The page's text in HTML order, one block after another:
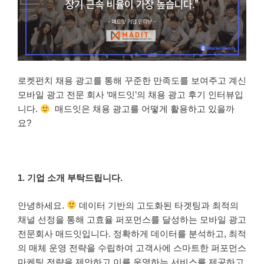
로켓펀치 채용 광고를 통해 꾸준한 만족도를 보여주고 계신
모바일 광고 전문 회사 ‘매드잇’의 채용 광고 후기 인터뷰입
니다.
매드잇은 채용 광고를 어떻게 활용하고 있을까
요?
1. 기업 소개 부탁드립니다.
안녕하세요.
데이터 기반의 고도화된 타겟팅과 최적의
채널 선정을 통해 고효율 퍼포먼스를 달성하는 모바일 광고
전문회사 매드잇입니다. 정확하게 데이터를 분석하고, 최적
의 매체 운영 전략을 수립하여 고객사에 스마트한 퍼포먼스
마케팅 전략을 제안하고 이를 운영하는 서비스를 제공하고